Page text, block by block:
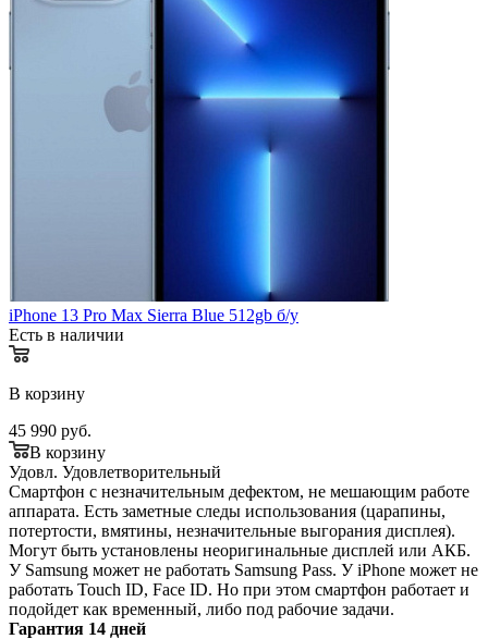
iPhone 13 Pro Max Sierra Blue 512gb б/у
Есть в наличии
В корзину
45 990 руб.
В корзину
Удовл. Удовлетворительный
Смартфон с незначительным дефектом, не мешающим работе
аппарата. Есть заметные следы использования (царапины,
потертости, вмятины, незначительные выгорания дисплея).
Могут быть установлены неоригинальные дисплей или АКБ.
У Samsung может не работать Samsung Pass. У iPhone может не
работать Touch ID, Face ID. Но при этом смартфон работает и
подойдет как временный, либо под рабочие задачи.
Гарантия 14 дней